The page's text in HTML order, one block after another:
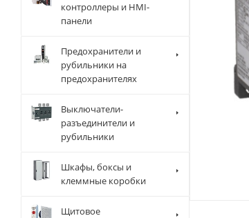
контроллеры и HMI-
панели
Предохранители и
рубильники на
предохранителях
Выключатели-
разъединители и
рубильники
Шкафы, боксы и
клеммные коробки
Щитовое